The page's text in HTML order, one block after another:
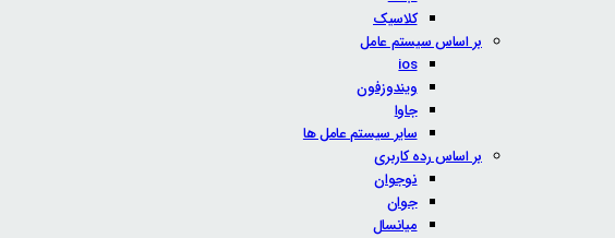
کلاسیک
بر اساس سیستم عامل
ios
ویندوزفون
جاوا
سایر سیستم عامل ها
بر اساس رده کاربری
نوجوان
جوان
میانسال